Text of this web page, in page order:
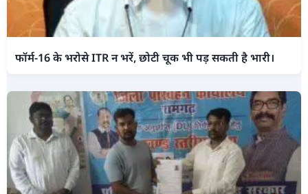
फॉर्म-16 के भरोसे ITR न भरें, छोटी चूक भी पड़ सकती है भारी।